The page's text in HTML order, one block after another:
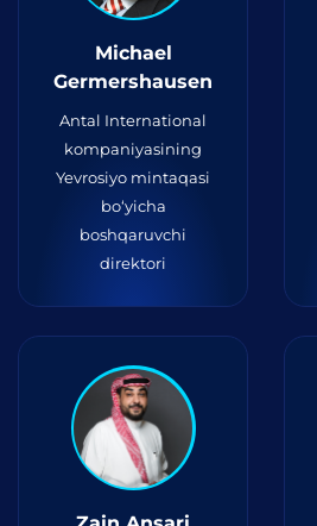
Michael
Germershausen
Antal International
kompaniyasining
Yevrosiyo mintaqasi
bo‘yicha
boshqaruvchi
direktori